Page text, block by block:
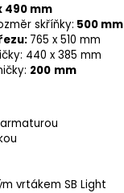
490 mm
skříňky: 500 mm
765 x 510 mm
440 x 385 mm
200 mm
vrtákem SB Light